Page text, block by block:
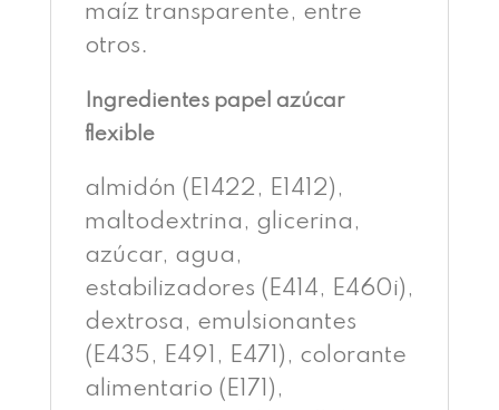
maíz transparente, entre
otros.
Ingredientes papel azúcar
flexible
almidón (E1422, E1412),
maltodextrina, glicerina,
azúcar, agua,
estabilizadores (E414, E460i),
dextrosa, emulsionantes
(E435, E491, E471), colorante
alimentario (E171),